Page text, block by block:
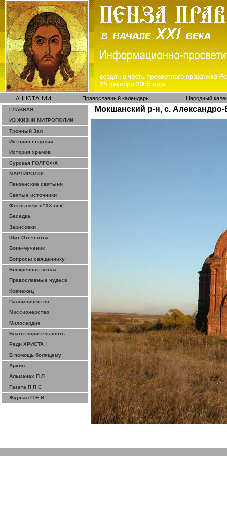
АННОТАЦИИ Православный календарь Народный
ГЛАВНАЯ
ИЗ ЖИЗНИ МИТРОПОЛИИ
Тронный Зал
История епархии
История храмов
Сурская ГОЛГОФА
МАРТИРОЛОГ
Пензенские святыни
Святые источники
Фотогалерея"ХХ век"
Беседка
Зарисовки
Щит Отечества
Воин-мученик
Вопросы священнику
Воскресная школа
Православные чудеса
Ковчежец
Паломничество
Миссионерство
Милосердие
Благотворительность
Ради ХРИСТА !
В помощь болящему
Архив
Альманах П Л
Газета П П С
Журнал П Е В
Мокшанский р-н, с.